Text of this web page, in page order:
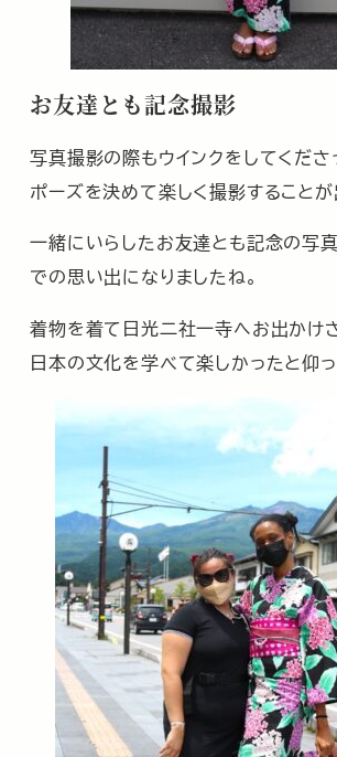
お友達とも記念撮影
写真撮影の際もウインクをしてくださ
ポーズを決めて楽しく撮影することが
一緒にいらしたお友達とも記念の写
での思い出になりましたね。
着物を着て日光二社一寺へお出かけ
日本の文化を学べて楽しかったと仰っ